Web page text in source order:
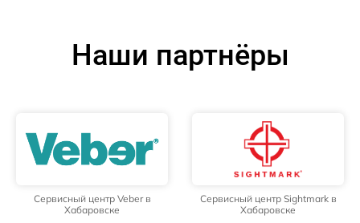
Наши партнёры
Сервисный центр Veber в
Хабаровске
Сервисный центр Sightmark в
Хабаровске